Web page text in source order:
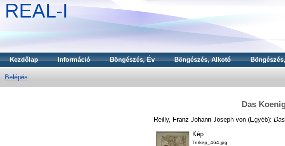
REAL-I
Kezdőlap Információ Böngészés, Év Böngészés, Alkotó
Belépés
Das
Reilly, Franz Johann Joseph von (Egyéb):
Kép
Terkep_464.jpg